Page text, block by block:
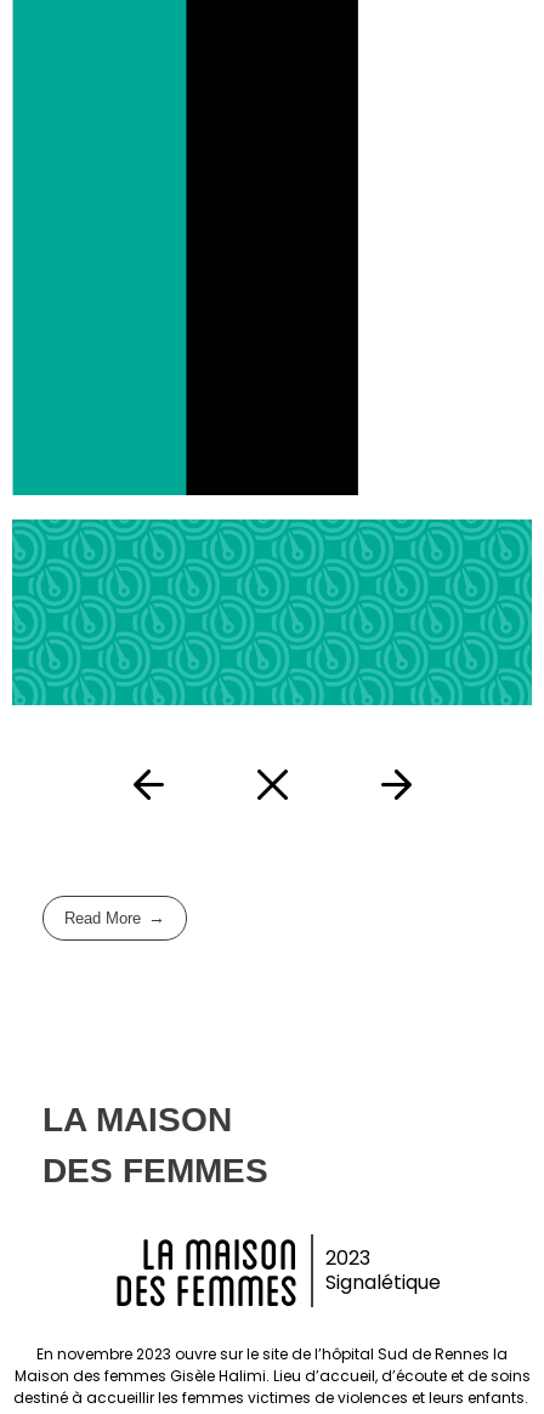
Read More
LA MAISON
DES FEMMES
LA MAISON
DES FEMMES
2023
Signalétique
En novembre 2023 ouvre sur le site de l’hôpital Sud de Rennes la
Maison des femmes Gisèle Halimi. Lieu d’accueil, d’écoute et de soins
destiné à accueillir les femmes victimes de violences et leurs enfants.